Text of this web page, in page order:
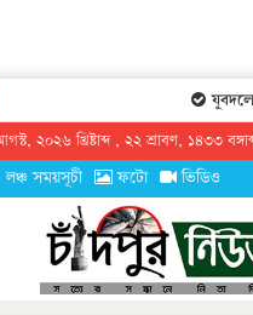
যুবদলের
২০২৬ খ্রিষ্টাব্দ , ২২ শ্রাবণ, ১৪৩৩
লঞ্চ সময়সূচী ফটো ভিডিও